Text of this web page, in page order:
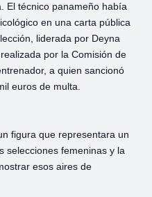
El técnico panameño había
en una carta pública
liderada por Deyna
por la Comisión de
a quien sancionó
euros de multa.
figura que representara un
selecciones femeninas y la
esos aires de